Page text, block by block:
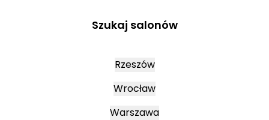
Szukaj salonów
Rzeszów
Wrocław
Warszawa